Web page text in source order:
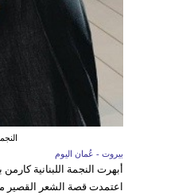
بيروت - عُمان اليوم
أبهرت النجمة اللبنانية
اعتمدت قصة الشعر القصير